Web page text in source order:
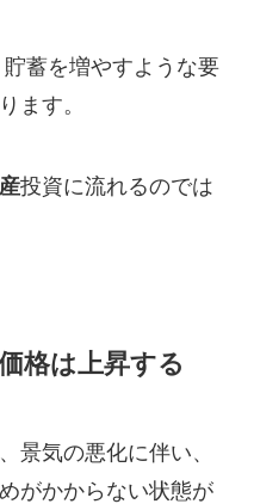
蓄を増やすような要
ます。
投資に流れるのでは
格は上昇する
景気の悪化に伴い、
がかからない状態が